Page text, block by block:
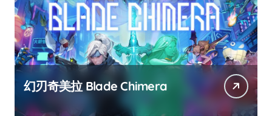
幻刃奇美拉 Blade Chimera